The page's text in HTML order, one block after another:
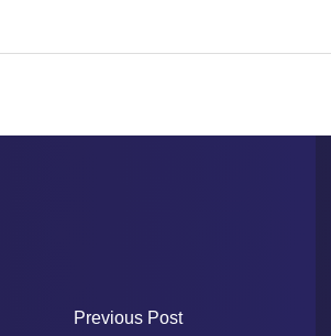
Previous Post